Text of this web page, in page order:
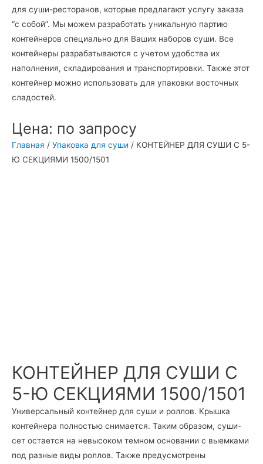
для суши-ресторанов, которые предлагают услугу заказа
“с собой”. Мы можем разработать уникальную партию
контейнеров специально для Ваших наборов суши. Все
контейнеры разрабатываются с учетом удобства их
наполнения, складирования и транспортировки. Также этот
контейнер можно использовать для упаковки восточных
сладостей.
Цена: по запросу
Главная / Упаковка для суши / КОНТЕЙНЕР ДЛЯ СУШИ С 5-
Ю СЕКЦИЯМИ 1500/1501
КОНТЕЙНЕР ДЛЯ СУШИ С
5-Ю СЕКЦИЯМИ 1500/1501
Универсальный контейнер для суши и роллов. Крышка
контейнера полностью снимается. Таким образом, суши-
сет остается на невысоком темном основании с выемками
под разные виды роллов. Также предусмотрены